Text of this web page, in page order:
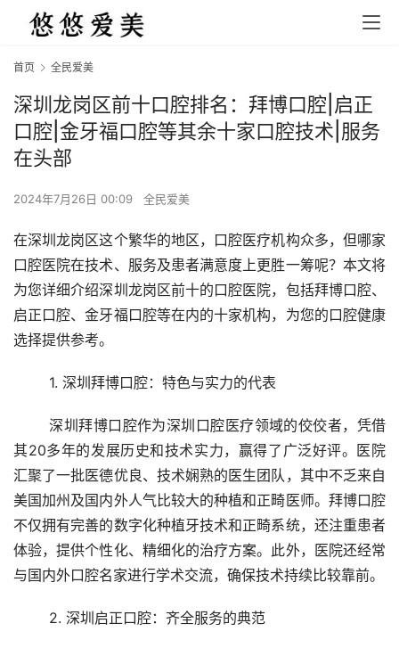
首页 全民爱美
深圳龙岗区前十口腔排名：拜博口腔|启正
口腔|金牙福口腔等其余十家口腔技术|服务
在头部
2024年7月26日 00:09 全民爱美
在深圳龙岗区这个繁华的地区，口腔医疗机构众多，但哪家
口腔医院在技术、服务及患者满意度上更胜一筹呢？本文将
为您详细介绍深圳龙岗区前十的口腔医院，包括拜博口腔、
启正口腔、金牙福口腔等在内的十家机构，为您的口腔健康
选择提供参考。
	1. 深圳拜博口腔：特色与实力的代表
	深圳拜博口腔作为深圳口腔医疗领域的佼佼者，凭借
其20多年的发展历史和技术实力，赢得了广泛好评。医院
汇聚了一批医德优良、技术娴熟的医生团队，其中不乏来自
美国加州及国内外人气比较大的种植和正畸医师。拜博口腔
不仅拥有完善的数字化种植牙技术和正畸系统，还注重患者
体验，提供个性化、精细化的治疗方案。此外，医院还经常
与国内外口腔名家进行学术交流，确保技术持续比较靠前。
	2. 深圳启正口腔：齐全服务的典范